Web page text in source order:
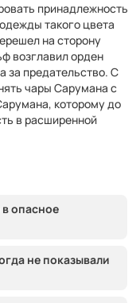
принадлежность
такого цвета
на сторону
возглавил орден
за предательство. С
чары Сарумана с
которому до
в расширенной
опасное
не показывали